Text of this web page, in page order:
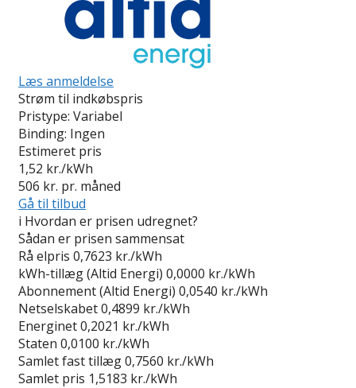
Læs anmeldelse
Strøm til indkøbspris
Pristype: Variabel
Binding: Ingen
Estimeret pris
1,52 kr./kWh
506 kr. pr. måned
Gå til tilbud
i Hvordan er prisen udregnet?
Sådan er prisen sammensat
Rå elpris 0,7623 kr./kWh
kWh-tillæg (Altid Energi) 0,0000 kr./kWh
Abonnement (Altid Energi) 0,0540 kr./kWh
Netselskabet0,4899 kr./kWh
Energinet0,2021 kr./kWh
Staten 0,0100 kr./kWh
Samlet fast tillæg0,7560 kr./kWh
Samlet pris 1,5183 kr./kWh